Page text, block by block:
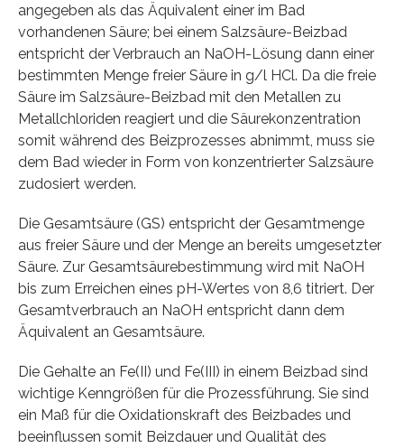
angegeben als das Äquivalent einer im Bad
vorhandenen Säure; bei einem Salzsäure-Beizbad
entspricht der Verbrauch an NaOH-Lösung dann einer
bestimmten Menge freier Säure in g/l HCl. Da die freie
Säure im Salzsäure-Beizbad mit den Metallen zu
Metallchloriden reagiert und die Säurekonzentration
somit während des Beizprozesses abnimmt, muss sie
dem Bad wieder in Form von konzentrierter Salzsäure
zudosiert werden.
Die Gesamtsäure (GS) entspricht der Gesamtmenge
aus freier Säure und der Menge an bereits umgesetzter
Säure. Zur Gesamtsäurebestimmung wird mit NaOH
bis zum Erreichen eines pH-Wertes von 8,6 titriert. Der
Gesamtverbrauch an NaOH entspricht dann dem
Äquivalent an Gesamtsäure.
Die Gehalte an Fe(II) und Fe(III) in einem Beizbad sind
wichtige Kenngrößen für die Prozessführung. Sie sind
ein Maß für die Oxidationskraft des Beizbades und
beeinflussen somit Beizdauer und Qualität des